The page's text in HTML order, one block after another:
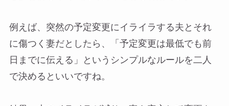
例えば、突然の予定変更にイライラする夫とそれ
に傷つく妻だとしたら、「予定変更は最低でも前
日までに伝える」というシンプルなルールを二人
で決めるといいですね。